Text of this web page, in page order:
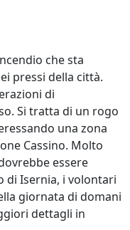
che sta
pressi della città.
di
Si tratta di un rogo
una zona
Cassino. Molto
essere
di Isernia, i volontari
giornata di domani
dettagli in